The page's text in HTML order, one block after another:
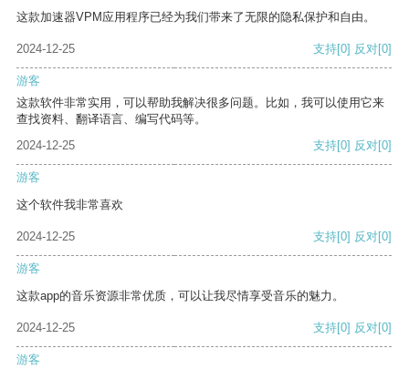
这款加速器VPM应用程序已经为我们带来了无限的隐私保护和自由。
2024-12-25 支持[0] 反对[0]
游客
这款软件非常实用，可以帮助我解决很多问题。比如，我可以使用它来
查找资料、翻译语言、编写代码等。
2024-12-25
支持[0] 反对[0]
游客
这个软件我非常喜欢
2024-12-25 支持[0] 反对[0]
游客
这款app的音乐资源非常优质，可以让我尽情享受音乐的魅力。
2024-12-25 支持[0] 反对[0]
游客